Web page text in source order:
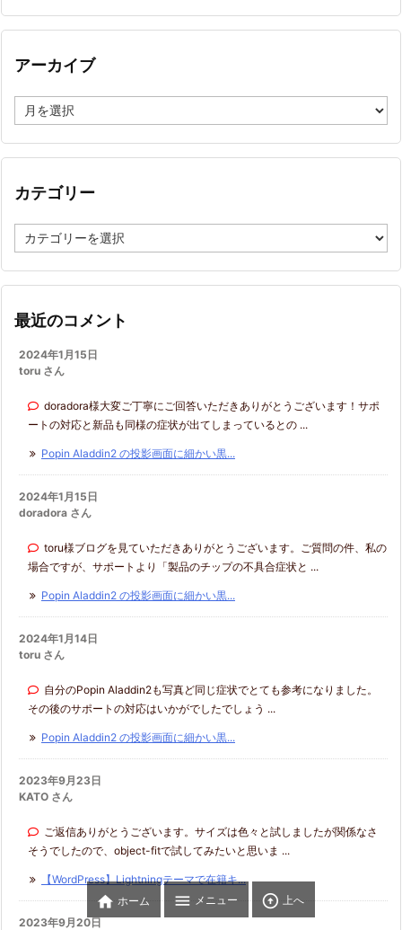
アーカイブ
ー
イ
カテゴリー
テ
リ
最近のコメント
2024年1月15日
toru さん
doradora様大変ご丁寧にご回答いただきありがとうございます！サポ
ートの対応と新品も同様の症状が出てしまっているとの ...
Popin Aladdin2 の投影画面に細かい黒...
2024年1月15日
doradora さん
toru様ブログを見ていただきありがとうございます。ご質問の件、私の
場合ですが、サポートより「製品のチップの不具合症状と ...
Popin Aladdin2 の投影画面に細かい黒...
2024年1月14日
toru さん
自分のPopin Aladdin2も写真ど同じ症状でとても参考になりました。
その後のサポートの対応はいかがでしたでしょう ...
Popin Aladdin2 の投影画面に細かい黒...
2023年9月23日
KATO さん
ご返信ありがとうございます。サイズは色々と試しましたが関係なさ
そうでしたので、object-fitで試してみたいと思いま ...
【WordPress】Lightningテーマで在籍キ...
2023年9月20日
 ホーム  メニュー  上へ